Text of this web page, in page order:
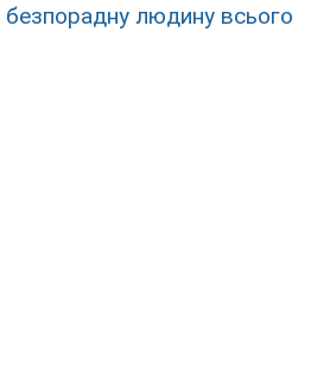
безпорадну людину всього